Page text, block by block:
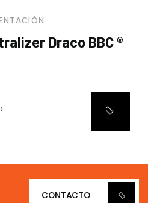
Draco BBC ®
CONTACTO